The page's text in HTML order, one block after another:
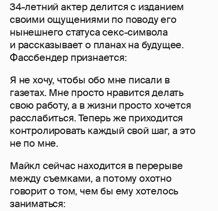
34-летний актер делится с изданием
своими ощущениями по поводу его
нынешнего статуса секс-символа
и рассказывает о планах на будущее.
Фассбендер признается:
Я не хочу, чтобы обо мне писали в
газетах. Мне просто нравится делать
свою работу, а в жизни просто хочется
расслабиться. Теперь же приходится
контролировать каждый свой шаг, а это
не по мне.
Майкл сейчас находится в перерыве
между съемками, а потому охотно
говорит о том, чем бы ему хотелось
заниматься: